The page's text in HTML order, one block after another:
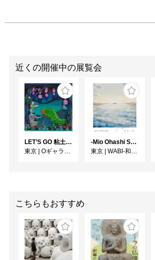
近くの開催中の展覧会
LET’S GO 粘土（クレイ）ジ−
東京
Oギャラリー
-Mio Ohashi Solo Exhibition - 大橋 澪 作品展 -
東京
WABI-和・美-
こちらもおすすめ